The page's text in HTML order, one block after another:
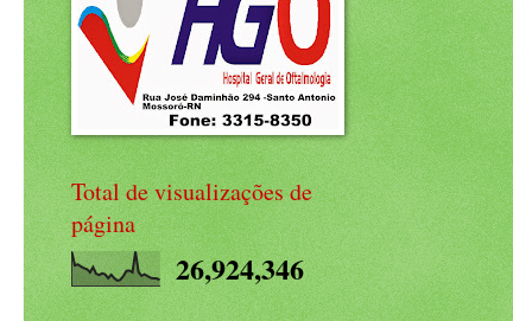
Total de visualizações de
página
26,924,346